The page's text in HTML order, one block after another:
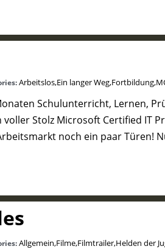
Arbeitslos,Ein langer Weg,Fortbildung,
Schulunterricht, Lernen,
Stolz Microsoft Certified IT
noch ein paar Türen!
Allgemein,Filme,Filmtrailer,Helden der